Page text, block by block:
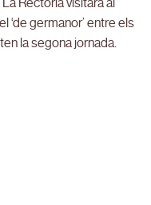
Rectoria visitarà al
‘de germanor’ entre els
la segona jornada.